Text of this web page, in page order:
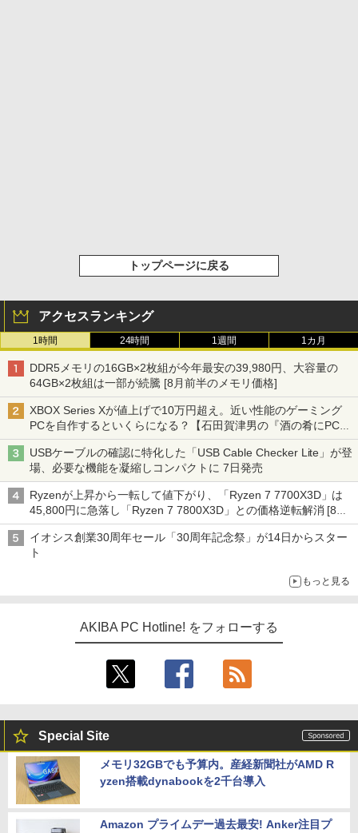
トップページに戻る
アクセスランキング
1時間 24時間 1週間 1カ月
DDR5メモリの16GB×2枚組が今年最安の39,980円、大容量の
64GB×2枚組は一部が続騰 [8月前半のメモリ価格]
XBOX Series Xが値上げで10万円超え。近い性能のゲーミング
PCを自作するといくらになる？【石田賀津男の『酒の肴にPCゲ
ーム』】
USBケーブルの確認に特化した「USB Cable Checker Lite」が登
場、必要な機能を凝縮しコンパクトに 7日発売
Ryzenが上昇から一転して値下がり、「Ryzen 7 7700X3D」は
45,800円に急落し「Ryzen 7 7800X3D」との価格逆転解消 [8月
前半のCPU価格]
イオシス創業30周年セール「30周年記念祭」が14日からスター
ト
もっと見る
AKIBA PC Hotline! をフォローする
Special Site
メモリ32GBでも予算内。産経新聞社がAMD R
yzen搭載dynabookを2千台導入
Amazon プライムデー過去最安! Anker注目プ